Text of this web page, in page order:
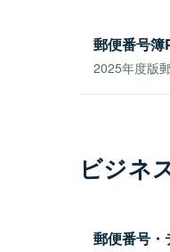
郵便番号簿
2025年度版
ビジネ
郵便番号